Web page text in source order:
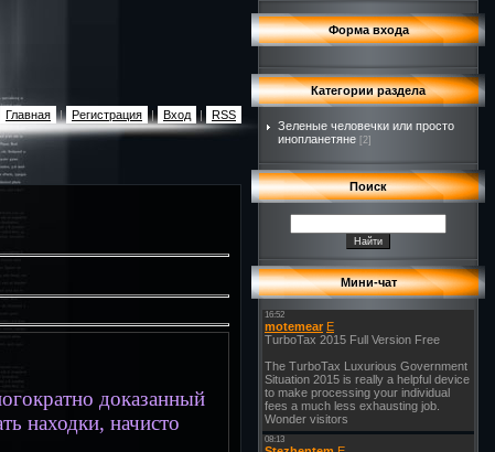
Главная | Регистрация | Вход | RSS
доказанный
находки, начисто
Форма входа
Категории раздела
Зеленые человечки или просто
инопланетяне [2]
Поиск
Мини-чат